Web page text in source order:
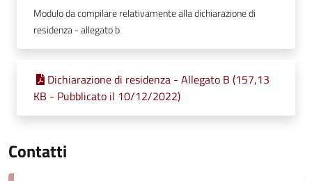
Modulo da compilare relativamente alla dichiarazione di
residenza - allegato b
Dichiarazione di residenza - Allegato B (157,13
KB - Pubblicato il 10/12/2022)
Contatti